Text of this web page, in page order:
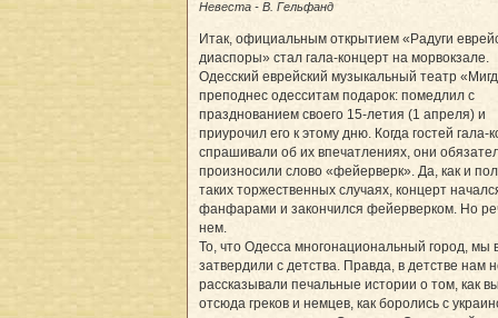
Невеста - В. Гельфанд
Итак, официальным открытием «Радуги
диаспоры» стал гала-концерт на морвокзале.
Одесский еврейский музыкальный театр
преподнес одесситам подарок: помедлил с
празднованием своего 15-летия (1 апреля) и
приурочил его к этому дню. Когда гостей гала-
спрашивали об их впечатлениях, они
произносили слово «фейерверк». Да, как и
таких торжественных случаях, концерт
фанфарами и закончился фейерверком. Но
нем.
То, что Одесса многонациональный город, мы
затвердили с детства. Правда, в детстве нам
рассказывали печальные истории о том, как
отсюда греков и немцев, как боролись с